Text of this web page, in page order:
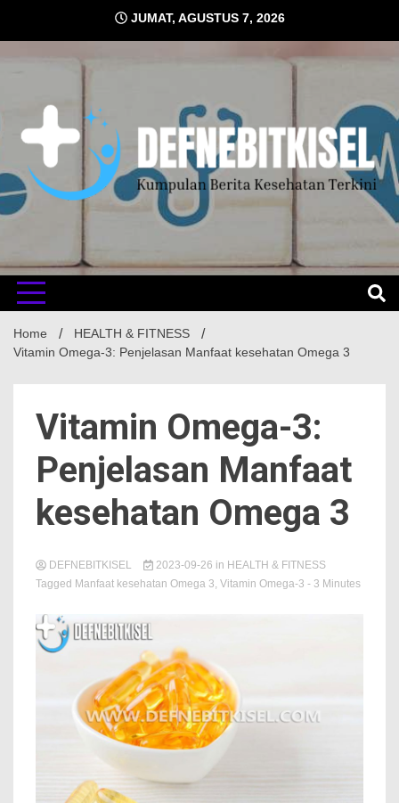
content
JUMAT, AGUSTUS 7, 2026
Home
HEALTH & FITNESS
Vitamin Omega-3: Penjelasan Manfaat kesehatan Omega 3
Vitamin Omega-3:
Penjelasan Manfaat
kesehatan Omega 3
DEFNEBITKISEL 2023-09-26 in HEALTH & FITNESS
Tagged Manfaat kesehatan Omega 3, Vitamin Omega-3 - 3 Minutes